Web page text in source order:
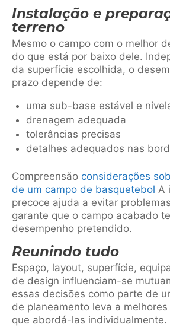
Instalação e
terreno
Mesmo o campo com o melhor
do que está por baixo dele.
da superfície escolhida, o
prazo depende de:
uma sub-base estável e
drenagem adequada
tolerâncias precisas
detalhes adequados nas
Compreensão considerações
de um campo de basquetebol A
precoce ajuda a evitar
garante que o campo acabado
desempenho pretendido.
Reunindo tudo
Espaço, layout, superfície,
de design influenciam-se
essas decisões como parte de
de planeamento leva a
que abordá-las individualmente.